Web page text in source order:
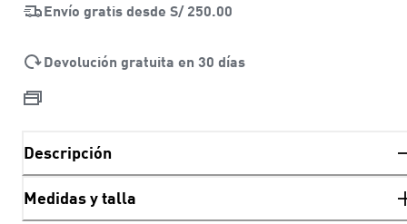
Envío gratis desde S/ 250.00
Devolución gratuita en 30 días
Descripción
Medidas y talla